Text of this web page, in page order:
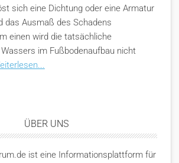
sich eine Dichtung oder eine Armatur
das Ausmaß des Schadens
einen wird die tatsächliche
im Fußbodenaufbau nicht
ÜBER UNS
ist eine Informationsplattform für